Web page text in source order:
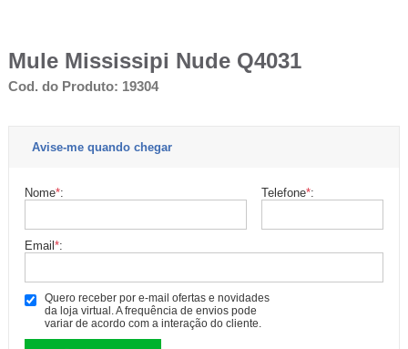
Mule Mississipi Nude Q4031
Cod. do Produto: 19304
Avise-me quando chegar
Nome*: Telefone*:
Email*:
Quero receber por e-mail ofertas e novidades
da loja virtual. A frequência de envios pode
variar de acordo com a interação do cliente.